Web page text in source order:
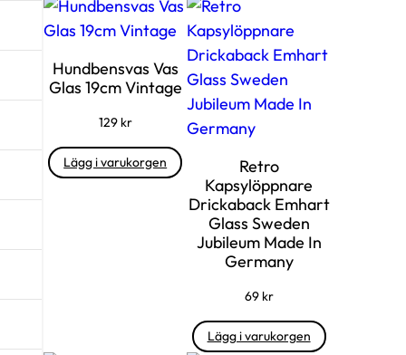
Hundbensvas Vas
Glas 19cm Vintage
129 kr
Lägg i varukorgen
Retro
Kapsylöppnare
Drickaback Emhart
Glass Sweden
Jubileum Made In
Germany
69 kr
Lägg i varukorgen